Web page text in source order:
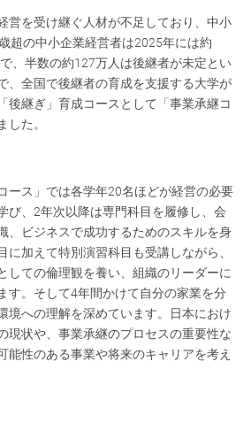
営を受け継ぐ人材が不足しており、中小
超の中小企業経営者は2025年には約
、半数の約127万人は後継者が未定とい
、全国で後継者の育成を支援する大学が
後継ぎ」育成コースとして「事業承継コ
した。
ース」では各学年20名ほどが経営の必要
び、2年次以降は専門科目を履修し、会
、ビジネスで成功するためのスキルを身
に加えて特別演習科目も受講しながら、
しての倫理観を養い、組織のリーダーに
す。そして4年間かけて自分の家業を分
境への理解を深めています。日本におけ
現状や、事業承継のプロセスの重要性な
能性のある事業や将来のキャリアを考え